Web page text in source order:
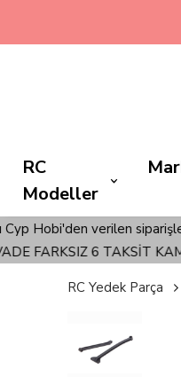
RC
Modeller
verilen siparişlerinizde
6 TAKSİT
RC Yedek Parça